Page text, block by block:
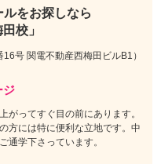
をお探しなら
校」
号 関電不動産西梅田ビルB1）
ジ
がってすぐ目の前にあります。
方には特に便利な立地です。中
通学下さっています。